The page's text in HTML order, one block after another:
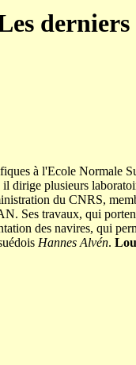
à l'Ecole Normale
dirige plusieurs
du CNRS,
Ses travaux, qui
des navires, qui
Hannes Alvén.